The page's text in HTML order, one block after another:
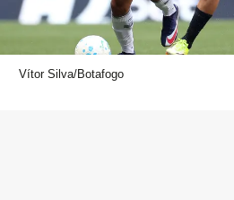
Vítor Silva/Botafogo